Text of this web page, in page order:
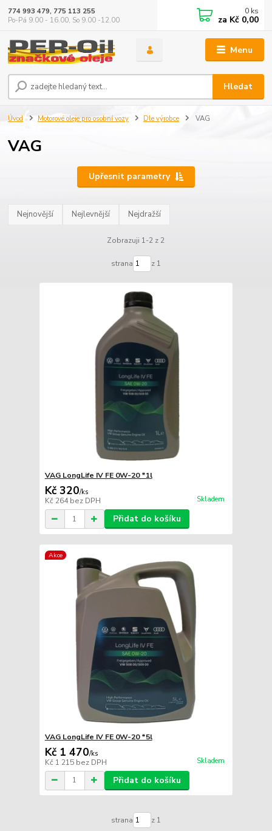
Menu
Hledat
774 993 479, 775 113 255
Po-Pá 9.00 - 16.00, So 9.00 -12.00
0 ks
za Kč 0,00
Úvod Motorové oleje pro osobní vozy Dle výrobce VAG
VAG
Upřesnit parametry
Nejnovější Nejlevnější Nejdražší
Zobrazuji 1-2 z 2
strana z 1
VAG LongLife IV FE 0W-20 *1l
Kč 320/ks
Kč 264bez DPH Skladem
Přidat do košíku
Akce
VAG LongLife IV FE 0W-20 *5l
Kč 1 470/ks
Kč 1 215 bez DPH Skladem
Přidat do košíku
strana z 1